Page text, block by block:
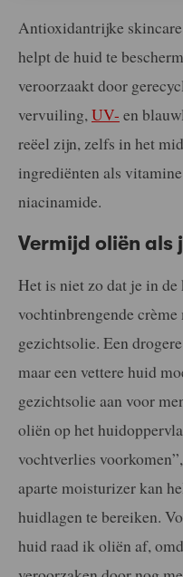
Antioxidantrijke
helpt de huid te
veroorzaakt door
vervuiling,UV- en
reëel zijn, zelfs in het
ingrediënten als
niacinamide.
Vermijd oliën als
Het is niet zo dat je in de
vochtinbrengende
gezichtsolie. Een
maar een vettere huid
gezichtsolie aan voor
oliën op het
vochtverlies
aparte moisturizer kan
huidlagen te bereiken.
huid raad ik oliën af,